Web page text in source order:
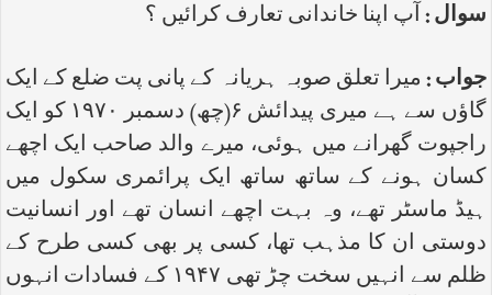
سوال : آپ اپنا خاندانی تعارف کرائیں ؟
جواب : میرا تعلق صوبہ ہریانہ کے پانی پت ضلع کے ایک
گاؤں سے ہے میری پیدائش ۶(چھ) دسمبر ۱۹۷۰ کو ایک
راجپوت گھرانے میں ہوئی، میرے والد صاحب ایک اچھے
کسان ہونے کے ساتھ ساتھ ایک پرائمری سکول میں
ہیڈ ماسٹر تھے، وہ بہت اچھے انسان تھے اور انسانیت
دوستی ان کا مذہب تھا، کسی پر بھی کسی طرح کے
ظلم سے انہیں سخت چڑ تھی ۱۹۴۷ کے فسادات انہوں